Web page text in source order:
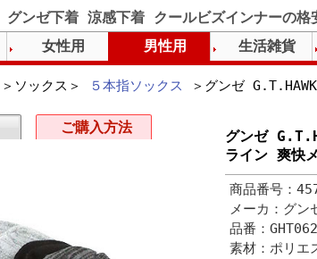
グンゼ下着 涼感下着 クールビズインナーの格
＞ソックス＞ ５本指ソックス
＞グンゼ
グンゼ
ライン 爽快
商品番号：
メーカ：グン
品番：GHT062
素材：ポリエ
ご購入方法
女性用 男性用 生活雑貨